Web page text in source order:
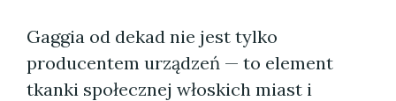
Gaggia od dekad nie jest tylko
producentem urządzeń — to element
tkanki społecznej włoskich miast i